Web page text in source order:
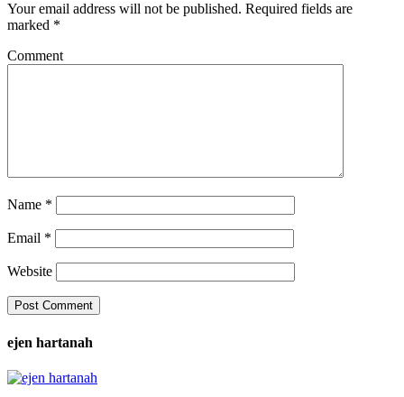
Your email address will not be published. Required fields are
marked *
Comment
Name *
Email *
Website
ejen hartanah